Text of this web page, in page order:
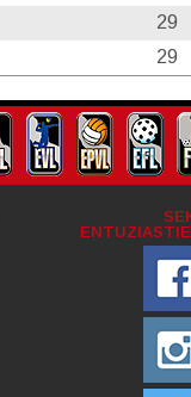
29
29